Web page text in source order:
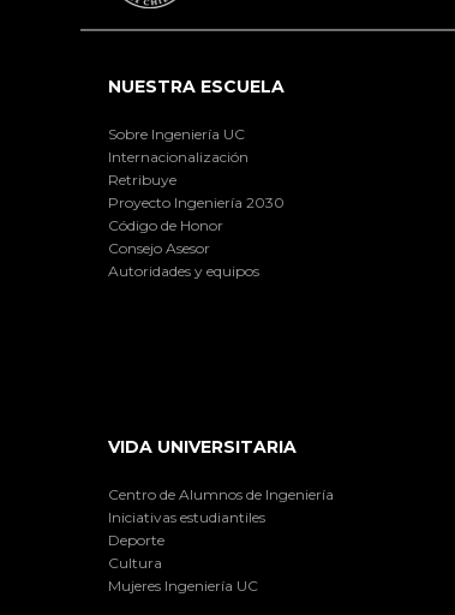
NUESTRA ESCUELA
Sobre Ingeniería UC
Internacionalización
Retribuye
Proyecto Ingeniería 2030
Código de Honor
Consejo Asesor
Autoridades y equipos
VIDA UNIVERSITARIA
Centro de Alumnos de Ingeniería
Iniciativas estudiantiles
Deporte
Cultura
Mujeres Ingeniería UC